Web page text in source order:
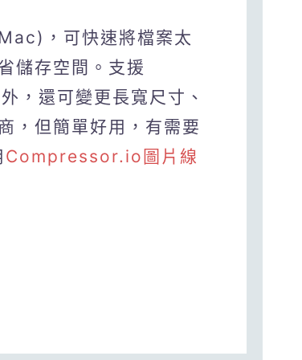
，可快速將檔案太
儲存空間。支援
，還可變更長寬尺寸、
，但簡單好用，有需要
Compressor.io圖片線